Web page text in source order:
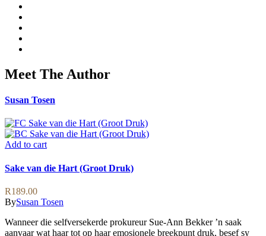
Meet The Author
Susan Tosen
Add to cart
Sake van die Hart (Groot Druk)
R189.00
BySusan Tosen
Wanneer die selfversekerde prokureur Sue-Ann Bekker ’n saak
aanvaar wat haar tot op haar emosionele breekpunt druk, besef sy